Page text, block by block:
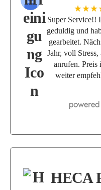
Super Service!!
geduldig und
gearbeitet.
Jahr, voll
anrufen. Preis
weiter
HECA